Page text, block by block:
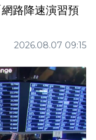
路降速演習預
2026.08.07 09:15